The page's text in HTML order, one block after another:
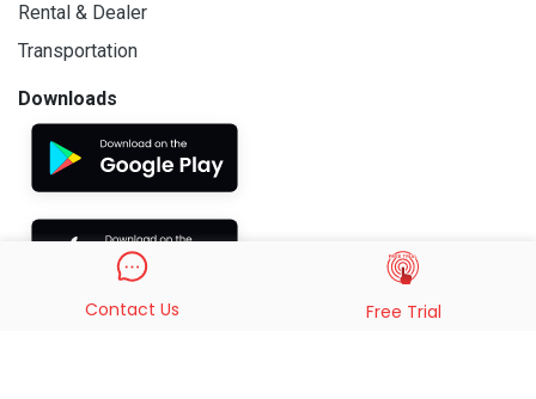
Rental & Dealer
Transportation
Downloads
Contact Us Free Trial